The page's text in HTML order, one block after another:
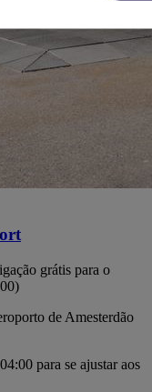
grátis para o
de Amesterdão
para se ajustar aos